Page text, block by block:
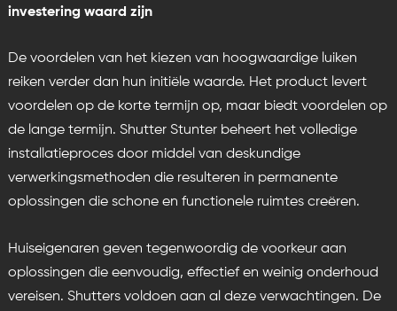
investering waard zijn
De voordelen van het kiezen van hoogwaardige luiken
reiken verder dan hun initiële waarde. Het product levert
voordelen op de korte termijn op, maar biedt voordelen op
de lange termijn. Shutter Stunterbeheert het volledige
installatieproces door middel van deskundige
verwerkingsmethoden die resulteren in permanente
oplossingen die schone en functionele ruimtes creëren.
Huiseigenaren geven tegenwoordig de voorkeur aan
oplossingen die eenvoudig, effectief en weinig onderhoud
vereisen. Shutters voldoen aan al deze verwachtingen. De